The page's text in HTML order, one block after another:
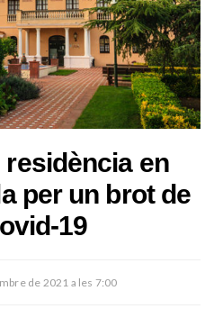
residència en
per un brot de
19
de 2021 a les 7:00